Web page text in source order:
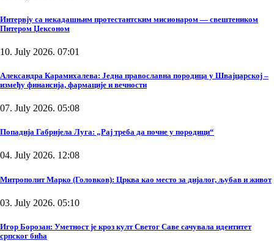
Интервју са некадашњим протестантским мисионаром — свештеником
Питером Џексоном
10. July 2026. 07:01
Александра Карамихалева: Једна православна породица у Швајцарској –
између финансија, фармације и вечности
07. July 2026. 05:08
Попадија Габријела Луга: „Рај треба да почне у породици“
04. July 2026. 12:08
Митрополит Марко (Головков): Црква као место за дијалог, љубав и живот
03. July 2026. 05:10
Игор Борозан: Уметност је кроз култ Светог Саве сачувала идентитет
српског бића